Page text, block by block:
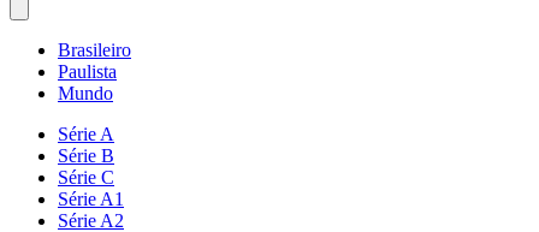
Brasileiro
Paulista
Mundo
Série A
Série B
Série C
Série A1
Série A2